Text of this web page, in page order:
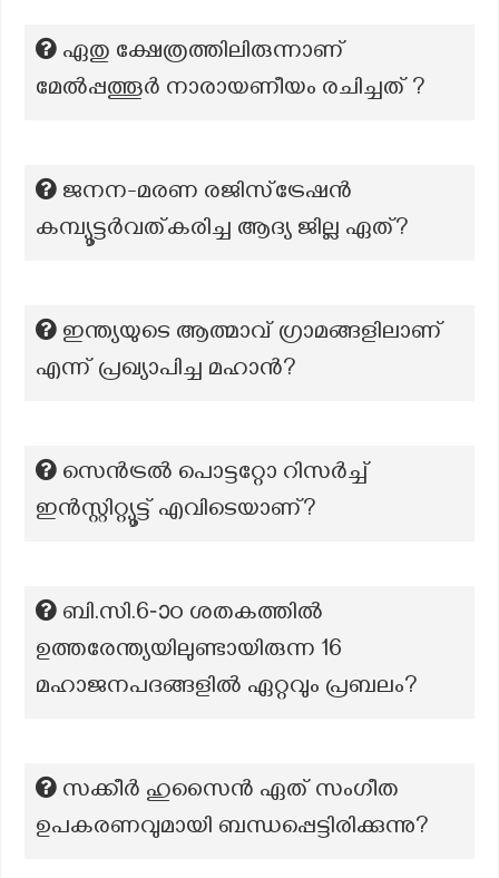
ഏതു ക്ഷേത്രത്തിലിരുന്നാണ്
മേൽപ്പത്തൂർ നാരായണീയം രചിച്ചത് ?
ജനന-മരണ രജിസ്ട്രേഷൻ
കമ്പ്യൂട്ടർവത്കരിച്ച ആദ്യ ജില്ല ഏത്?
ഇന്ത്യയുടെ ആത്മാവ് ഗ്രാമങ്ങളിലാണ്
എന്ന് പ്രഖ്യാപിച്ച മഹാൻ?
സെൻട്രൽ പൊട്ടറ്റോ റിസർച്ച്
ഇൻസ്റ്റിറ്റ്യൂട്ട് എവിടെയാണ്?
ബി.സി.6-ാo ശതകത്തിൽ
ഉത്തരേന്ത്യയിലുണ്ടായിരുന്ന 16
മഹാജനപദങ്ങളിൽ ഏറ്റവും പ്രബലം?
സക്കീർ ഹുസൈൻ ഏത് സംഗീത
ഉപകരണവുമായി ബന്ധപ്പെട്ടിരിക്കുന്നു?